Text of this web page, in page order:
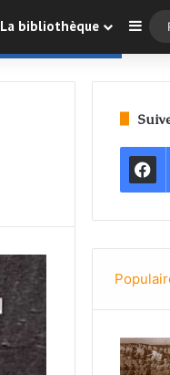
La bibliothèque